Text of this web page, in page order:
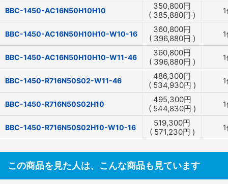
BBC-1450-AC16N50H10H10 350,800円
( 385,880円 )
BBC-1450-AC16N50H10H10-W10-16 360,800円
( 396,880円 )
BBC-1450-AC16N50H10H10-W11-46 360,800円
( 396,880円 )
BBC-1450-R716N50S02-W11-46 486,300円
( 534,930円 )
BBC-1450-R716N50S02H10 495,300円
( 544,830円 )
BBC-1450-R716N50S02H10-W10-16 519,300円
( 571,230円 )
この商品を見た人は、こんな商品も見ています